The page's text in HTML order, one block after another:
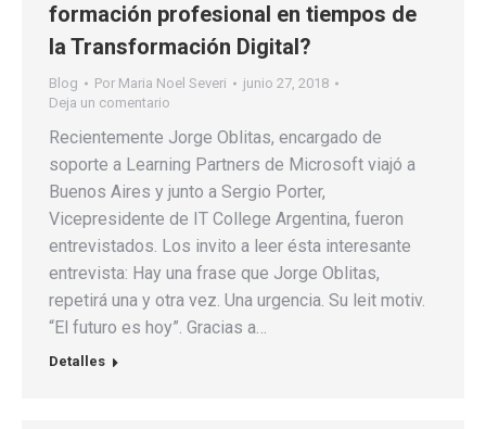
formación profesional en tiempos de
la Transformación Digital?
Blog Por Maria Noel Severi
junio 27, 2018
Deja un comentario
Recientemente Jorge Oblitas, encargado de
soporte a Learning Partners de Microsoft viajó a
Buenos Aires y junto a Sergio Porter,
Vicepresidente de IT College Argentina, fueron
entrevistados. Los invito a leer ésta interesante
entrevista: Hay una frase que Jorge Oblitas,
repetirá una y otra vez. Una urgencia. Su leit motiv.
“El futuro es hoy”. Gracias a…
Detalles